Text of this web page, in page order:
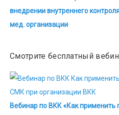
внедрении внутреннего
мед. организации
Смотрите бесплатный
Вебинар по ВКК «Как применить